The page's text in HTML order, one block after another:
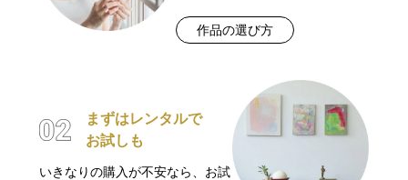
作品の選び方
まずはレンタルで
お試しも
いきなりの購入が不安なら、お試